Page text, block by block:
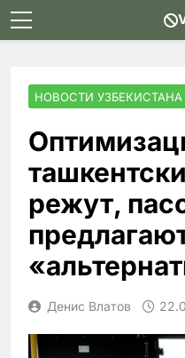
Skip
to
НОВОСТИ УЗБЕКИСТАНА
режут,
Денис Влатов